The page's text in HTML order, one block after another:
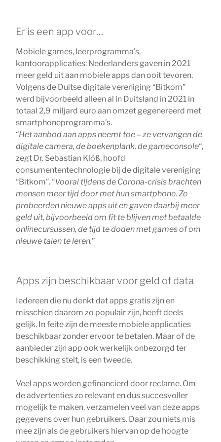
Er is een app voor…
Mobiele games, leerprogramma’s,
kantoorapplicaties: Nederlanders gaven in 2021
meer geld uit aan mobiele apps dan ooit tevoren.
Volgens de Duitse digitale vereniging “Bitkom”
werd bijvoorbeeld alleen al in Duitsland in 2021 in
totaal 2,9 miljard euro aan omzet gegenereerd met
smartphoneprogramma’s.
“Het aanbod aan apps neemt toe – ze vervangen de
digitale camera, de boekenplank, de gameconsole“,
zegt Dr. Sebastian Klöß, hoofd
consumententechnologie bij de digitale vereniging
“Bitkom”. “Vooral tijdens de Corona-crisis brachten
mensen meer tijd door met hun smartphone. Ze
probeerden nieuwe apps uit en gaven daarbij meer
geld uit, bijvoorbeeld om fit te blijven met betaalde
onlinecursussen, de tijd te doden met games of om
nieuwe talen te leren.”
Apps zijn beschikbaar voor geld of data
Iedereen die nu denkt dat apps gratis zijn en
misschien daarom zo populair zijn, heeft deels
gelijk. In feite zijn de meeste mobiele applicaties
beschikbaar zonder ervoor te betalen. Maar of de
aanbieder zijn app ook werkelijk onbezorgd ter
beschikking stelt, is een tweede.
Veel apps worden gefinancierd door reclame. Om
de advertenties zo relevant en dus succesvoller
mogelijk te maken, verzamelen veel van deze apps
gegevens over hun gebruikers. Daar zou niets mis
mee zijn als de gebruikers hiervan op de hoogte